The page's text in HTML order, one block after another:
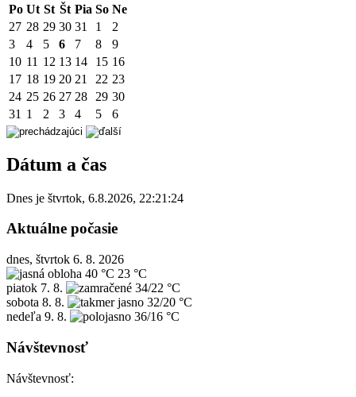
Po Ut St Št Pia So Ne
27 28 29 30 31 1
2
3
4 5 6 7 8
9
10 11 12 13 14 15 16
17 18 19 20 21 22 23
24 25 26 27 28 29 30
31 1 2 3 4 5 6
Dátum a čas
Dnes je štvrtok, 6.8.2026, 22:21:24
Aktuálne počasie
dnes, štvrtok 6. 8. 2026
40 °C 23 °C
piatok 7. 8.
34/22 °C
sobota 8. 8.
32/20 °C
nedeľa 9. 8. 36/16 °C
Návštevnosť
Návštevnosť: